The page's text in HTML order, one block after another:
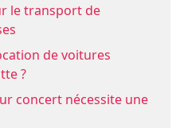
le transport de
de voitures
?
concert nécessite une